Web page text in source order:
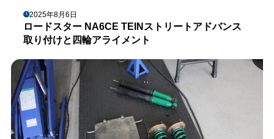
2025年8月6日
ロードスター NA6CE TEINストリートアドバンス
取り付けと四輪アライメント